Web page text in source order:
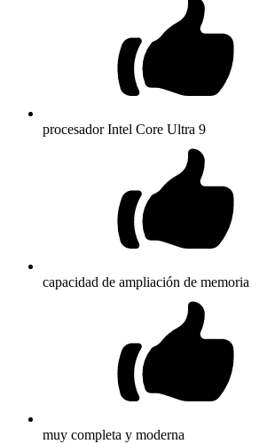
procesador Intel Core Ultra 9
capacidad de ampliación de memoria
muy completa y moderna